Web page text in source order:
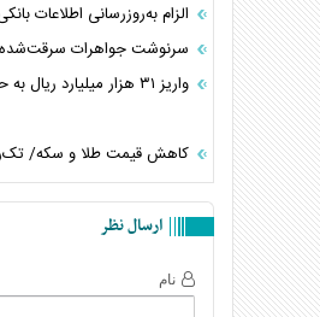
الزام به‌روزرسانی اطلاعات
سرنوشت جواهرات سرقت‌شده
واریز ۳۱ هزار میلیارد ریال به حساب فرهنگیان بازنشسته
کاهش قیمت طلا و سکه/
ارسال نظر
نام